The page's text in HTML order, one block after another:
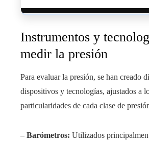
Instrumentos y
medir la presión
Para evaluar la presión, se han creado
dispositivos y tecnologías, ajustados a
particularidades de cada clase de
– Barómetros: Utilizados